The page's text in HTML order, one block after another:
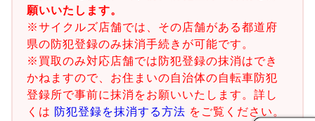
願いいたします。
※サイクルズ店舗では、その店舗がある都道府
県の防犯登録のみ抹消手続きが可能です。
※買取のみ対応店舗では防犯登録の抹消はでき
かねますので、お住まいの自治体の自転車防犯
登録所で事前に抹消をお願いいたします。詳し
くは 防犯登録を抹消する方法 をご覧ください。